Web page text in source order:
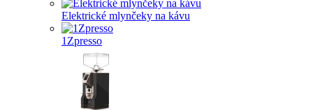
Elektrické mlynčeky na kávu
1Zpresso